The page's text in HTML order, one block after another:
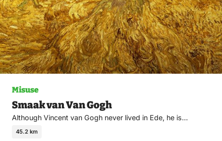
Misuse
Smaak van Van Gogh
Although Vincent van Gogh never lived in Ede, he is…
45.2 km